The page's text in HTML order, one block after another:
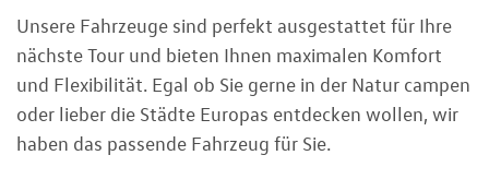
Unsere Fahrzeuge sind perfekt ausgestattet für Ihre
nächste Tour und bieten Ihnen maximalen Komfort
und Flexibilität. Egal ob Sie gerne in der Natur campen
oder lieber die Städte Europas entdecken wollen, wir
haben das passende Fahrzeug für Sie.